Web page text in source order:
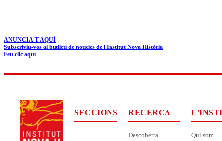
ANUNCIA'T AQUÍ
Subscriviu-vos al butlletí de notícies de l'Institut Nova Història
Feu clic aquí
SECCIONS RECERCA
Descoberta
Qui som